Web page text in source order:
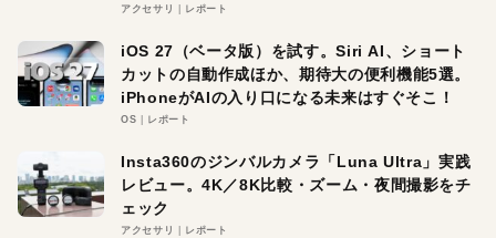
アクセサリ レポート
iOS 27（ベータ版）を試す。Siri AI、ショート
カットの自動作成ほか、期待大の便利機能5選。
iPhoneがAIの入り口になる未来はすぐそこ！
OS レポート
Insta360のジンバルカメラ「Luna Ultra」実践
レビュー。4K／8K比較・ズーム・夜間撮影をチ
ェック
アクセサリ レポート